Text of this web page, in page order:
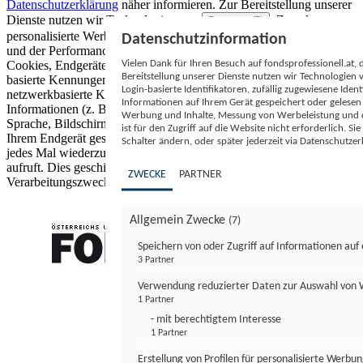
Datenschutzerklärung näher informieren. Zur Bereitstellung unserer
Dienste nutzen wir Technologien von
Partnern (5)
. Zwecke:
personalisierte Werbung und Inhalte, Messung von Werbeleistung
und der Performance von Inhalten sowie Zielgruppenforschung.
Cookies, Endgeräte- oder ähnliche Online-Kennungen (z. B. login-
basierte Kennungen, zufällig generierte Kennungen,
netzwerkbasierte Kennungen) können zusammen mit anderen
Informationen (z. B. Browsertyp und Browserinformationen,
Sprache, Bildschirmgröße, unterstützte Technologien usw.) auf
Ihrem Endgerät gespeichert oder von dort ausgelesen werden, um es
jedes Mal wiederzuerkennen, wenn es eine App oder einer Webseite
aufruft. Dies geschieht für einen oder mehrere der hier aufgeführten
Verarbeitungszwecke.
Datenschutzinformation
Vielen Dank für Ihren Besuch auf
Bereitstellung unserer Dienste nutzen wir Technologien
Login-basierte Identifikatoren, zufällig zugewiesene
Informationen auf Ihrem Gerät gespeichert oder
Werbung und Inhalte, Messung von Werbeleistung
ist für den Zugriff auf die Website nicht erforderlich.
Schalter ändern, oder später jederzeit via
ZWECKE PARTNER
Allgemein Zwecke (7)
Speichern von oder Zugriff auf Informationen auf
3 Partner
Verwendung reduzierter Daten zur Auswahl von
1 Partner
- mit berechtigtem Interesse
1 Partner
Erstellung von Profilen für personalisierte
FONDS professionell